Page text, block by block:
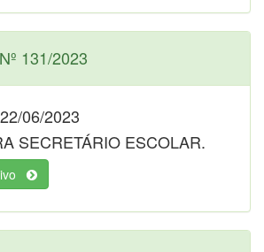
131/2023
06/2023
SECRETÁRIO ESCOLAR.